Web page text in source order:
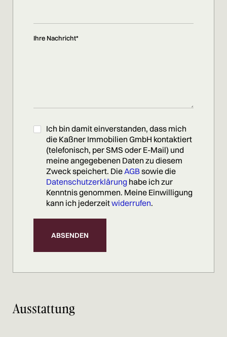
Ihre Nachricht*
Ich bin damit einverstanden, dass mich
die Kaßner Immobilien GmbH kontaktiert
(telefonisch, per SMS oder E-Mail) und
meine angegebenen Daten zu diesem
Zweck speichert. DieAGBsowie die
Datenschutzerklärung habe ich zur
Kenntnis genommen. Meine Einwilligung
kann ich jederzeitwiderrufen.
Ausstattung